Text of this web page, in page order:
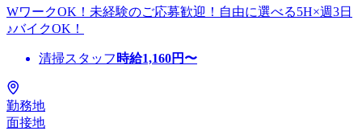
WワークOK！未経験のご応募歓迎！自由に選べる5H×週3日
♪バイクOK！
清掃スタッフ 時給1,160円〜
勤務地
面接地